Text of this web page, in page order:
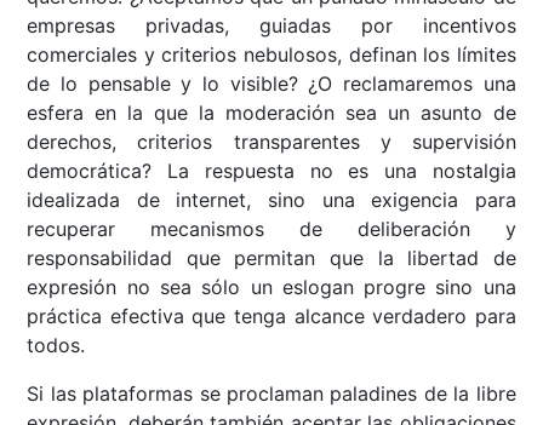
empresas privadas, guiadas por incentivos
comerciales y criterios nebulosos, definan los límites
de lo pensable y lo visible? ¿O reclamaremos una
esfera en la que la moderación sea un asunto de
derechos, criterios transparentes y supervisión
democrática? La respuesta no es una nostalgia
idealizada de internet, sino una exigencia para
recuperar mecanismos de deliberación y
responsabilidad que permitan que la libertad de
expresión no sea sólo un eslogan progre sino una
práctica efectiva que tenga alcance verdadero para
todos.
Si las plataformas se proclaman paladines de la libre